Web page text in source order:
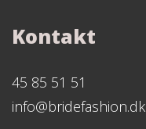
Kontakt
45 85 51 51
info@bridefashion.dk